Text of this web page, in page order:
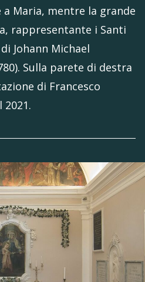
a Maria, mentre la grande
rappresentante i Santi
Johann Michael
Sulla parete di destra
di Francesco
2021.